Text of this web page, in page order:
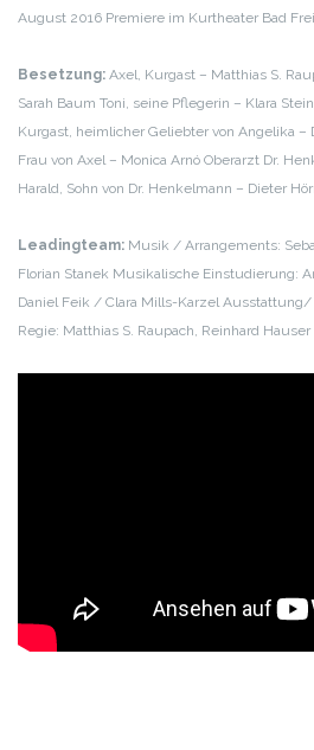
August 2016 Premiere im Kurtheater Bad
Besetzung: Axel, Kurgast – Matthias S.
Sarah Baum Toni, seine Pflegerin – Klara
Kurgast, heimlicher Geliebter von Angelika –
Frau von Axel – Monica Arnó Oberarzt Dr.
Harald, Sohn von Dr. Henkelmann – Dieter
Leadingteam: Musik / Arrangements:
Florian Stanek Musikalische Einstudierung:
Daniel Feik / Clara Mills-KarzelAusstattung/
Regie: Matthias S. Raupach, Reinhard Hauser